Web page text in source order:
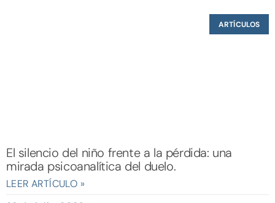
ARTÍCULOS
El silencio del niño frente a la pérdida: una
mirada psicoanalítica del duelo.
LEER ARTÍCULO »